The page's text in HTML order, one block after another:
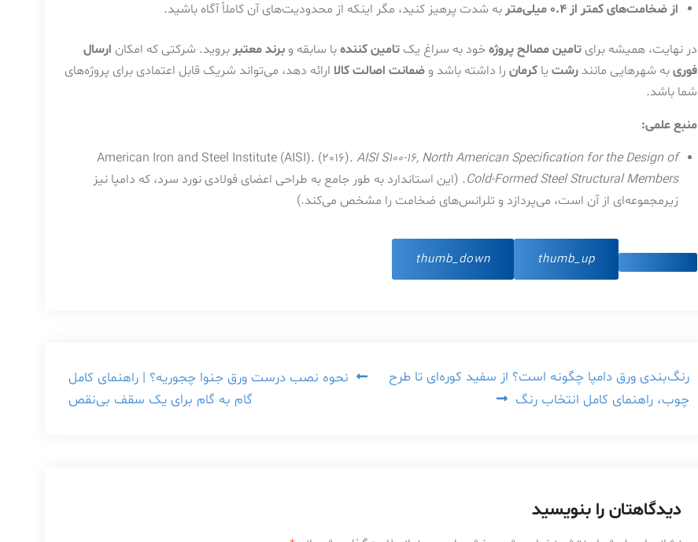
از ضخامت‌های کمتر از 0.4 میلی‌متر
به شدت پرهیز کنید، مگر اینکه از محدودیت‌های آن کاملاً آگاه باشید.
در نهایت، همیشه برای تامین مصالح پروژهخود به سراغ یک تامین کنندهبا سابقه و برند معتبربروید. شرکتی که امکان ارسال
فوریبه شهرهایی مانند رشت یا کرمان را داشته باشد و ضمانت اصالت کالا ارائه دهد، می‌تواند شریک قابل اعتمادی برای پروژه‌های
شما باشد.
منبع علمی:
American Iron and Steel Institute (AISI). (2016). AISI S100-16, North American Specification for the Design of
Cold-Formed Steel Structural Members. (این استاندارد به طور جامع به طراحی اعضای فولادی نورد سرد، که دامپا نیز
زیرمجموعه‌ای از آن است، می‌پردازد و تلرانس‌های ضخامت را مشخص می‌کند.)
thumb_up
thumb_down
راهبری
نوشته
نحوه نصب درست ورق جنوا چجوریه؟ | راهنمای کامل
گام به گام برای یک سقف بی‌نقص
رنگ‌بندی ورق دامپا چگونه است؟ از سفید کوره‌ای تا طرح
چوب، راهنمای کامل انتخاب رنگ
دیدگاهتان را بنویسید